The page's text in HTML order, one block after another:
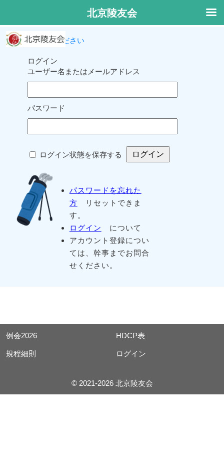
ログインしてください
ログイン
ユーザー名またはメールアドレス
パスワード
ログイン状態を保存する
パスワードを忘れた
方 リセットできま
す。
ログイン
について
アカウント登録につい
ては、幹事までお問合
せください。
例会2026 HDCP表
規程細則 ログイン
© 2021-2026 北京陵友会
北京陵友会